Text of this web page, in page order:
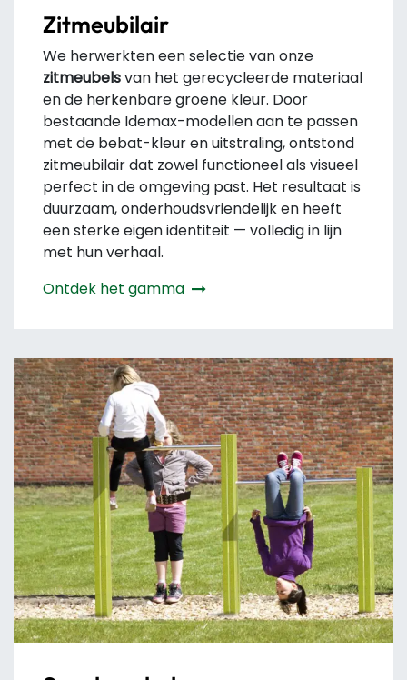
Zitmeubilair
We herwerkten een selectie van onze
zitmeubelsvan het gerecycleerde materiaal
en de herkenbare groene kleur. Door
bestaande Idemax-modellen aan te passen
met de bebat-kleur en uitstraling, ontstond
zitmeubilair dat zowel functioneel als visueel
perfect in de omgeving past. Het resultaat is
duurzaam, onderhoudsvriendelijk en heeft
een sterke eigen identiteit — volledig in lijn
met hun verhaal.
Ontdek het gamma